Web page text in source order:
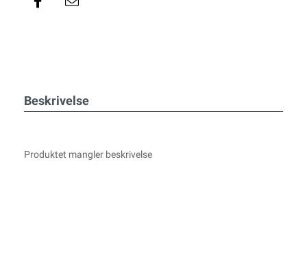
Beskrivelse
Produktet mangler beskrivelse